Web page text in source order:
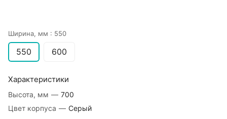
Ширина, мм : 550
550 600
Характеристики
Высота, мм — 700
Цвет корпуса — Серый